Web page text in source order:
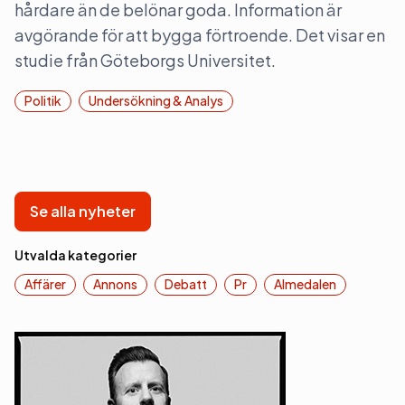
hårdare än de belönar goda. Information är
avgörande för att bygga förtroende. Det visar en
studie från Göteborgs Universitet.
Politik Undersökning & Analys
Se alla nyheter
Utvalda kategorier
Affärer
Annons Debatt Pr Almedalen